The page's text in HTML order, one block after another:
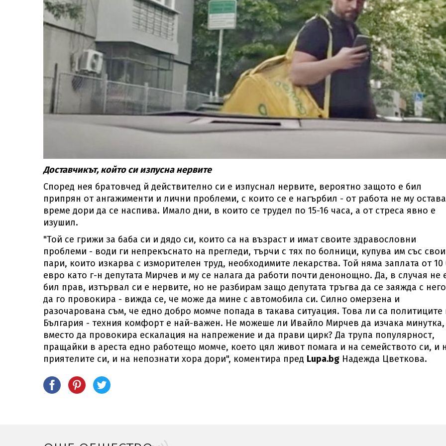
Доставчикът, който си изпусна нервите
Според нея братовчед й действително си е изпуснал нервите, вероятно защото е бил
припрян от ангажименти и лични проблеми, с които се е нагърбил - от работа не му
време дори да се наспива. Имало дни, в които се трудел по 15-16 часа, а от стреса явно е
изушил.
"Той се грижи за баба си и дядо си, които са на възраст и имат своите здравословни
проблеми - води ги непрекъснато на прегледи, търчи с тях по болници, купува им със свои
пари, които изкарва с изморителен труд, необходимите лекарства. Той няма заплата от 10
евро като г-н депутата Мирчев и му се налага да работи почти денонощно. Да, в случая не
бил прав, изтървал си е нервите, но не разбирам защо депутата тръгва да се заяжда с
да го провокира - вижда се, че може да мине с автомобила си. Силно омерзена и
разочарована съм, че едно добро момче попада в такава ситуация. Това ли са политиците
България - техния комфорт е най-важен. Не можеше ли Ивайло Мирчев да изчака минутка,
вместо да провокира ескалация на напрежение и да прави цирк? Да трупа популярност,
пращайки в ареста едно работещо момче, което цял живот помага и на семейството си, и
приятелите си, и на непознати хора дори", коментира пред Lupa.bg Надежда Цветкова.